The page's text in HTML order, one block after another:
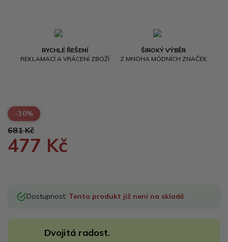
RYCHLÉ ŘEŠENÍ
REKLAMACÍ A VRÁCENÍ ZBOŽÍ
ŠIROKÝ VÝBĚR
Z MNOHA MÓDNÍCH ZNAČEK
-30%
681 Kč
477 Kč
Dostupnost: Tento produkt již není na skladě
Dvojitá radost.